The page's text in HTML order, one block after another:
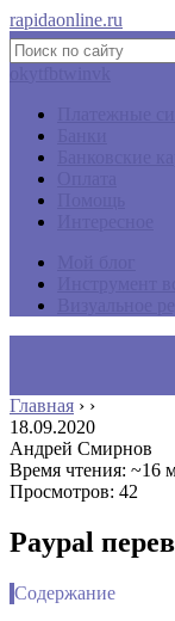
rapidaonline.ru
Главная › ›
18.09.2020
Андрей Смирнов
Время чтения: ~16
Просмотров: 42
Paypal
Содержание